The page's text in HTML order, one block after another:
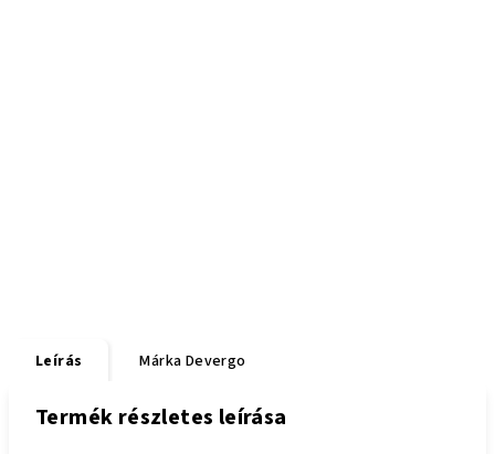
Leírás Márka Devergo
Termék részletes leírása